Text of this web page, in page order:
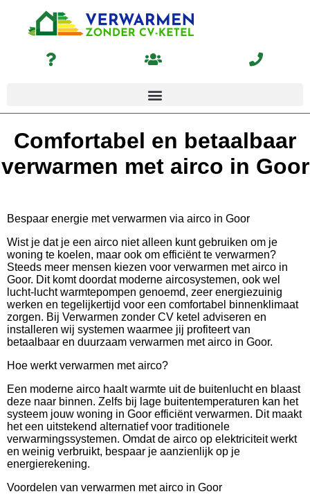
Comfortabel en betaalbaar
verwarmen met airco in Goor
Bespaar energie met verwarmen via airco in Goor
Wist je dat je een airco niet alleen kunt gebruiken om je
woning te koelen, maar ook om efficiënt te verwarmen?
Steeds meer mensen kiezen voor verwarmen met airco in
Goor. Dit komt doordat moderne aircosystemen, ook wel
lucht-lucht warmtepompen genoemd, zeer energiezuinig
werken en tegelijkertijd voor een comfortabel binnenklimaat
zorgen. Bij Verwarmen zonder CV ketel adviseren en
installeren wij systemen waarmee jij profiteert van
betaalbaar en duurzaam verwarmen met airco in Goor.
Hoe werkt verwarmen met airco?
Een moderne airco haalt warmte uit de buitenlucht en blaast
deze naar binnen. Zelfs bij lage buitentemperaturen kan het
systeem jouw woning in Goor efficiënt verwarmen. Dit maakt
het een uitstekend alternatief voor traditionele
verwarmingssystemen. Omdat de airco op elektriciteit werkt
en weinig verbruikt, bespaar je aanzienlijk op je
energierekening.
Voordelen van verwarmen met airco in Goor